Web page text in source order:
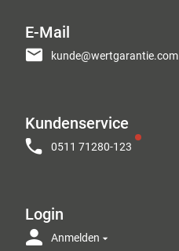
E-Mail
kunde@wertgarantie.com
Kundenservice
0511 71280-123
Login
Anmelden